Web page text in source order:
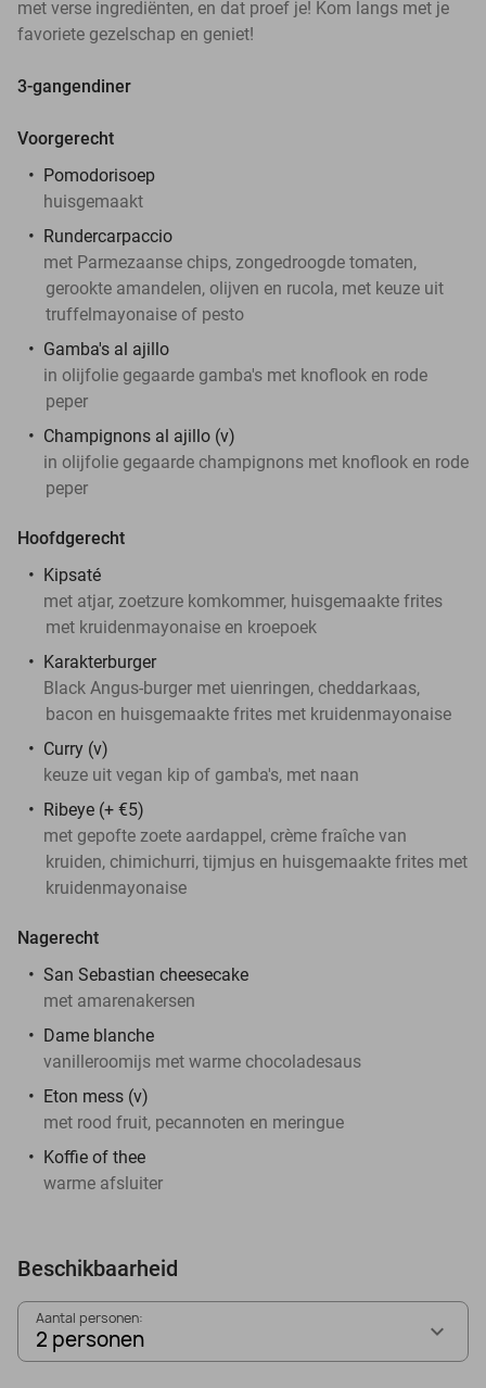
met verse ingrediënten, en dat proef je! Kom langs met je
favoriete gezelschap en geniet!
3-gangendiner
Voorgerecht
Pomodorisoep
huisgemaakt
Rundercarpaccio
met Parmezaanse chips, zongedroogde tomaten,
gerookte amandelen, olijven en rucola, met keuze uit
truffelmayonaise of pesto
Gamba's al ajillo
in olijfolie gegaarde gamba's met knoflook en rode
peper
Champignons al ajillo (v)
in olijfolie gegaarde champignons met knoflook en rode
peper
Hoofdgerecht
Kipsaté
met atjar, zoetzure komkommer, huisgemaakte frites
met kruidenmayonaise en kroepoek
Karakterburger
Black Angus-burger met uienringen, cheddarkaas,
bacon en huisgemaakte frites met kruidenmayonaise
Curry (v)
keuze uit vegan kip of gamba's, met naan
Ribeye (+ €5)
met gepofte zoete aardappel, crème fraîche van
kruiden, chimichurri, tijmjus en huisgemaakte frites met
kruidenmayonaise
Nagerecht
San Sebastian cheesecake
met amarenakersen
Dame blanche
vanilleroomijs met warme chocoladesaus
Eton mess (v)
met rood fruit, pecannoten en meringue
Koffie of thee
warme afsluiter
Beschikbaarheid
Aantal personen:
2 personen